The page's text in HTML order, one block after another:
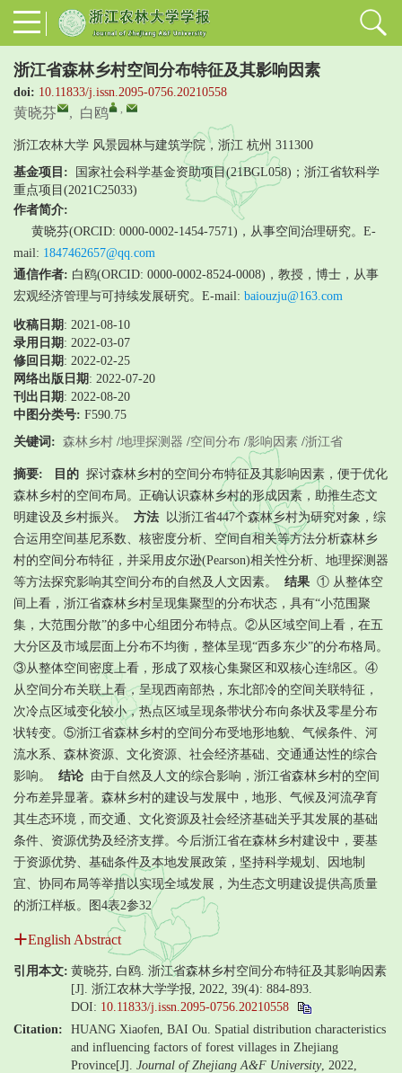
浙江省森林乡村空间分布特征及其影响因素
doi: 10.11833/j.issn.2095-0756.20210558
黄晓芬 , 白鸥 ,
浙江农林大学 风景园林与建筑学院，浙江 杭州 311300
基金项目: 国家社会科学基金资助项目(21BGL058)；浙江省软科学
重点项目(2021C25033)
作者简介:
黄晓芬(ORCID: 0000-0002-1454-7571)，从事空间治理研究。E-
mail: 1847462657@qq.com
通信作者: 白鸥(ORCID: 0000-0002-8524-0008)，教授，博士，从事
宏观经济管理与可持续发展研究。E-mail: baiouzju@163.com
收稿日期 : 2021-08-10
录用日期 : 2022-03-07
修回日期 : 2022-02-25
网络出版日期 : 2022-07-20
刊出日期 : 2022-08-20
中图分类号: F590.75
关键词: 森林乡村 /地理探测器 /空间分布 /影响因素 /浙江省
摘要: 目的 探讨森林乡村的空间分布特征及其影响因素，便于优化
森林乡村的空间布局。正确认识森林乡村的形成因素，助推生态文
明建设及乡村振兴。
方法 以浙江省447个森林乡村为研究对象，综
合运用空间基尼系数、核密度分析、空间自相关等方法分析森林乡
村的空间分布特征，并采用皮尔逊(Pearson)相关性分析、地理探测器
等方法探究影响其空间分布的自然及人文因素。
结果 ① 从整体空
间上看，浙江省森林乡村呈现集聚型的分布状态，具有“小范围聚
集，大范围分散”的多中心组团分布特点。②从区域空间上看，在五
大分区及市域层面上分布不均衡，整体呈现“西多东少”的分布格局。
③从整体空间密度上看，形成了双核心集聚区和双核心连绵区。④
从空间分布关联上看，呈现西南部热，东北部冷的空间关联特征，
次冷点区域变化较小，热点区域呈现条带状分布向条状及零星分布
状转变。⑤浙江省森林乡村的空间分布受地形地貌、气候条件、河
流水系、森林资源、文化资源、社会经济基础、交通通达性的综合
影响。
结论 由于自然及人文的综合影响，浙江省森林乡村的空间
分布差异显著。森林乡村的建设与发展中，地形、气候及河流孕育
其生态环境，而交通、文化资源及社会经济基础关乎其发展的基础
条件、资源优势及经济支撑。今后浙江省在森林乡村建设中，要基
于资源优势、基础条件及本地发展政策，坚持科学规划、因地制
宜、协同布局等举措以实现全域发展，为生态文明建设提供高质量
的浙江样板。图4表2参32
English Abstract
引用本文: 黄晓芬, 白鸥. 浙江省森林乡村空间分布特征及其影响因素
[J]. 浙江农林大学学报, 2022, 39(4): 884-893.
DOI: 10.11833/j.issn.2095-0756.20210558
Citation:
HUANG Xiaofen, BAI Ou. Spatial distribution characteristics
and influencing factors of forest villages in Zhejiang
Province[J]. Journal of Zhejiang A&F University, 2022,